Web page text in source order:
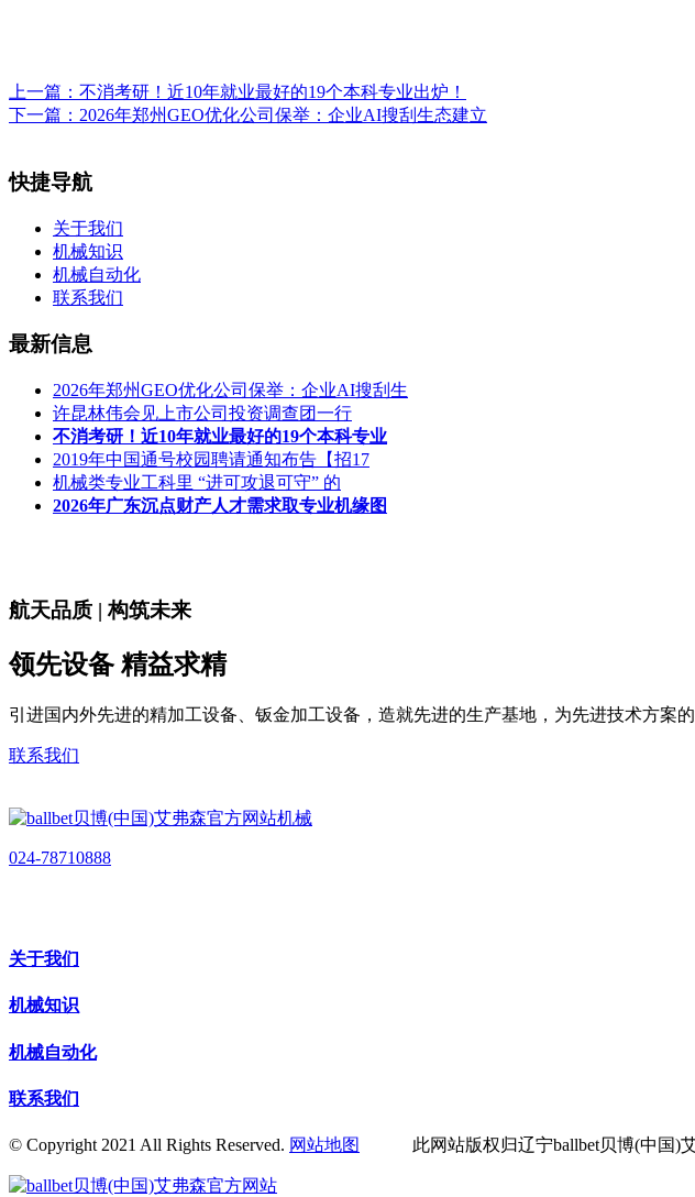
上一篇： 不消考研！近10年就业最好的19个本科专业出炉！
下一篇： 2026年郑州GEO优化公司保举：企业AI搜刮生态建立
快捷导航
关于我们
机械知识
机械自动化
联系我们
最新信息
2026年郑州GEO优化公司保举：企业AI搜刮生
许昆林伟会见上市公司投资调查团一行
不消考研！近10年就业最好的19个本科专业
2019年中国通号校园聘请通知布告【招17
机械类专业工科里 “进可攻退可守” 的
2026年广东沉点财产人才需求取专业机缘图
航天品质 | 构筑未来
领先设备 精益求精
引进国内外先进的精加工设备、钣金加工设备，造就先进的生产基地，为先进技术方案
联系我们
024-78710888
关于我们
机械知识
机械自动化
联系我们
© Copyright 2021 All Rights Reserved. 网站地图 此网站版权归辽宁ballbet贝博(中国)艾